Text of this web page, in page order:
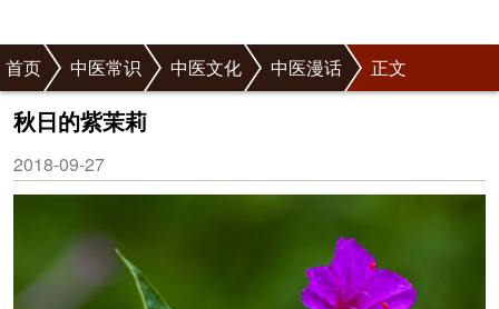
首页 中医常识 中医文化 中医漫话 正文
秋日的紫茉莉
2018-09-27